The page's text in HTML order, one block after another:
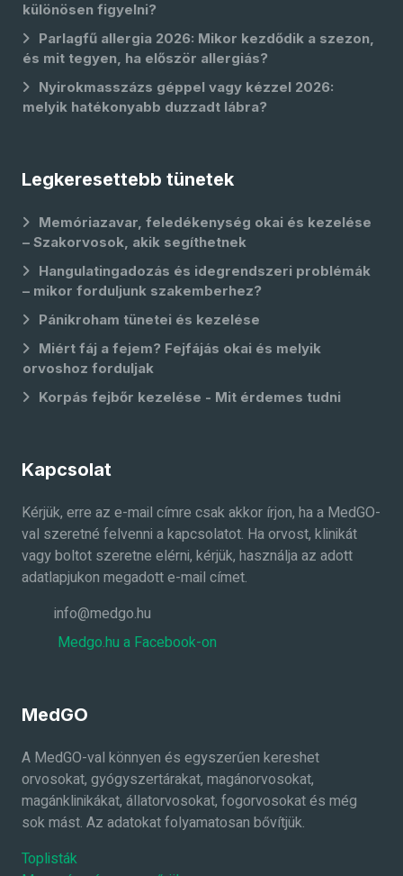
különösen figyelni?
Parlagfű allergia 2026: Mikor kezdődik a szezon,
és mit tegyen, ha először allergiás?
Nyirokmasszázs géppel vagy kézzel 2026:
melyik hatékonyabb duzzadt lábra?
Legkeresettebb tünetek
Memóriazavar, feledékenység okai és kezelése
– Szakorvosok, akik segíthetnek
Hangulatingadozás és idegrendszeri problémák
– mikor forduljunk szakemberhez?
Pánikroham tünetei és kezelése
Miért fáj a fejem? Fejfájás okai és melyik
orvoshoz forduljak
Korpás fejbőr kezelése - Mit érdemes tudni
Kapcsolat
Kérjük, erre az e-mail címre csak akkor írjon, ha a MedGO-
val szeretné felvenni a kapcsolatot. Ha orvost, klinikát
vagy boltot szeretne elérni, kérjük, használja az adott
adatlapjukon megadott e-mail címet.
info@medgo.hu
Medgo.hu a Facebook-on
MedGO
A MedGO-val könnyen és egyszerűen kereshet
orvosokat, gyógyszertárakat, magánorvosokat,
magánklinikákat, állatorvosokat, fogorvosokat és még
sok mást. Az adatokat folyamatosan bővítjük.
Toplisták